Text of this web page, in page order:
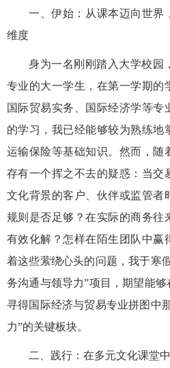
一、伊始 ：从课本迈向世
维度
身为一名刚刚踏入大学校园
专业的大一学生，在第一学期的
国际贸易实务、国际经济学等专
的学习，我已经能够较为熟练地
运输保险等基础知识。然而，随
存有一个挥之不去的疑惑：当交
文化背景的客户、伙伴或监管者
规则是否足够？在实际的商务往
有效化解？怎样在陌生团队中赢
着这些萦绕心头的问题，我于寒
务沟通与领导力”项目，期望能够
寻得国际经济与贸易专业拼图中
力”的关键板块。
二、 践行 ：在多元文化课堂